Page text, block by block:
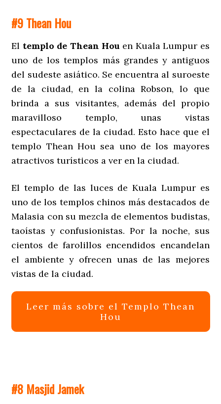
#9 Thean Hou
El templo de Thean Hou en Kuala Lumpur es
uno de los templos más grandes y antiguos
del sudeste asiático. Se encuentra al suroeste
de la ciudad, en la colina Robson, lo que
brinda a sus visitantes, además del propio
maravilloso templo, unas vistas
espectaculares de la ciudad. Esto hace que el
templo Thean Hou sea uno de los mayores
atractivos turísticos a ver en la ciudad.
El templo de las luces de Kuala Lumpur es
uno de los templos chinos más destacados de
Malasia con su mezcla de elementos budistas,
taoístas y confusionistas. Por la noche, sus
cientos de farolillos encendidos encandelan
el ambiente y ofrecen unas de las mejores
vistas de la ciudad.
Leer más sobre el Templo Thean
Hou
#8 Masjid Jamek